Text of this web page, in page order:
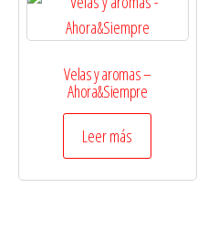
Velas y aromas –
Ahora&Siempre
Leer más